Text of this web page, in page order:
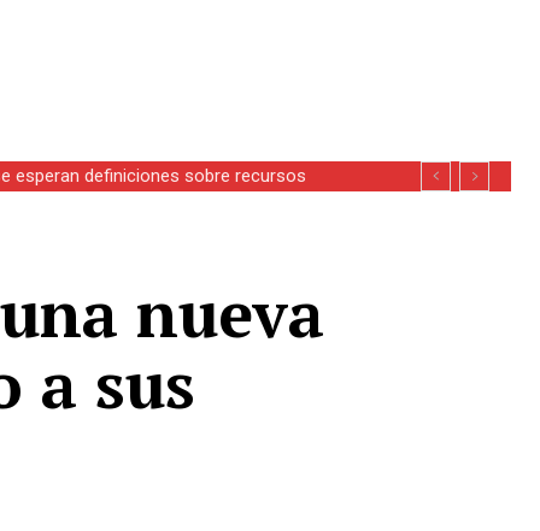
esperan definiciones sobre recursos
nueva
a sus